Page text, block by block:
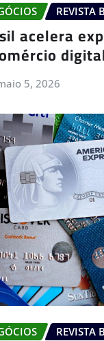
REVISTA
acelera
5, 2026
REVISTA